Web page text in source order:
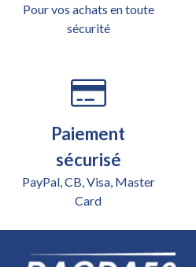
Pour vos achats en toute
sécurité
Paiement
sécurisé
PayPal, CB, Visa, Master
Card